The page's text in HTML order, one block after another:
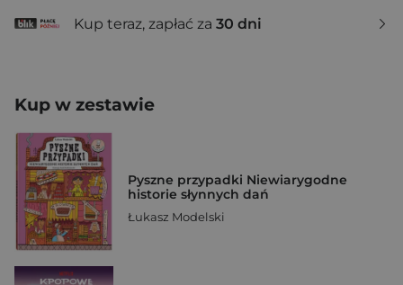
Kup teraz, zapłać za 30 dni
Kup w zestawie
Pyszne przypadki Niewiarygodne
historie słynnych dań
Łukasz Modelski